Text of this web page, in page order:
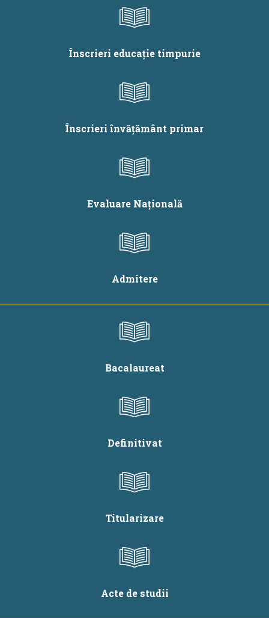
Înscrieri educație timpurie
Înscrieri învățământ primar
Evaluare Națională
Admitere
Bacalaureat
Definitivat
Titularizare
Acte de studii